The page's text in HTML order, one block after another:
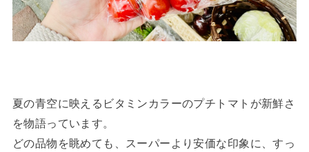
夏の青空に映えるビタミンカラーのプチトマトが新鮮さ
を物語っています。
どの品物を眺めても、スーパーより安価な印象に、すっ